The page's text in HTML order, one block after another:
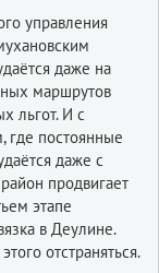
управления
даже на
маршрутов
льгот. И с
постоянные
даже с
продвигает
этапе
в Деулине.
отстраняться.